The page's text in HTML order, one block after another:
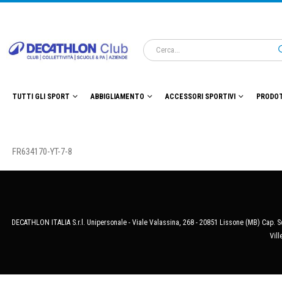
TUTTI GLI SPORT ABBIGLIAMENTO ACCESSORI SPORTIVI
FR634170-YT-7-8
DECATHLON ITALIA S.r.l. Unipersonale - Viale Valassina, 268 - 20851 Lissone (MB) Cap.